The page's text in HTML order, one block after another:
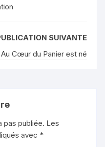
SUIVANTE
Au Cœur du Panier est né
pas publiée. Les
avec *